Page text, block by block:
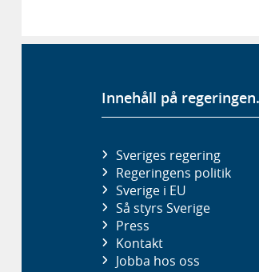
Innehåll på
Sveriges regering
Regeringens politik
Sverige i EU
Så styrs Sverige
Press
Kontakt
Jobba hos oss